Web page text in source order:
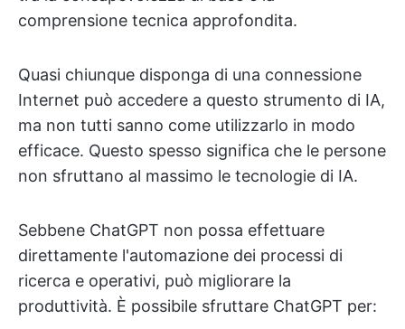
comprensione tecnica approfondita.
Quasi chiunque disponga di una connessione
Internet può accedere a questo strumento di IA,
ma non tutti sanno come utilizzarlo in modo
efficace. Questo spesso significa che le persone
non sfruttano al massimo le tecnologie di IA.
Sebbene ChatGPT non possa effettuare
direttamente l'automazione dei processi di
ricerca e operativi, può migliorare la
produttività. È possibile sfruttare ChatGPT per: